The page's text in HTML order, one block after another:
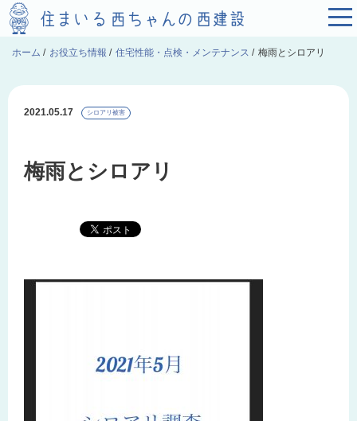
ホーム / お役立ち情報 / 住宅性能・点検・メンテナンス / 梅雨とシロアリ
2021.05.17 シロアリ被害
梅雨とシロアリ